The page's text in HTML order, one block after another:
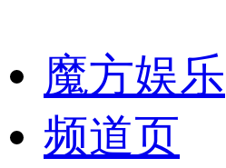
魔方娱乐
频道页